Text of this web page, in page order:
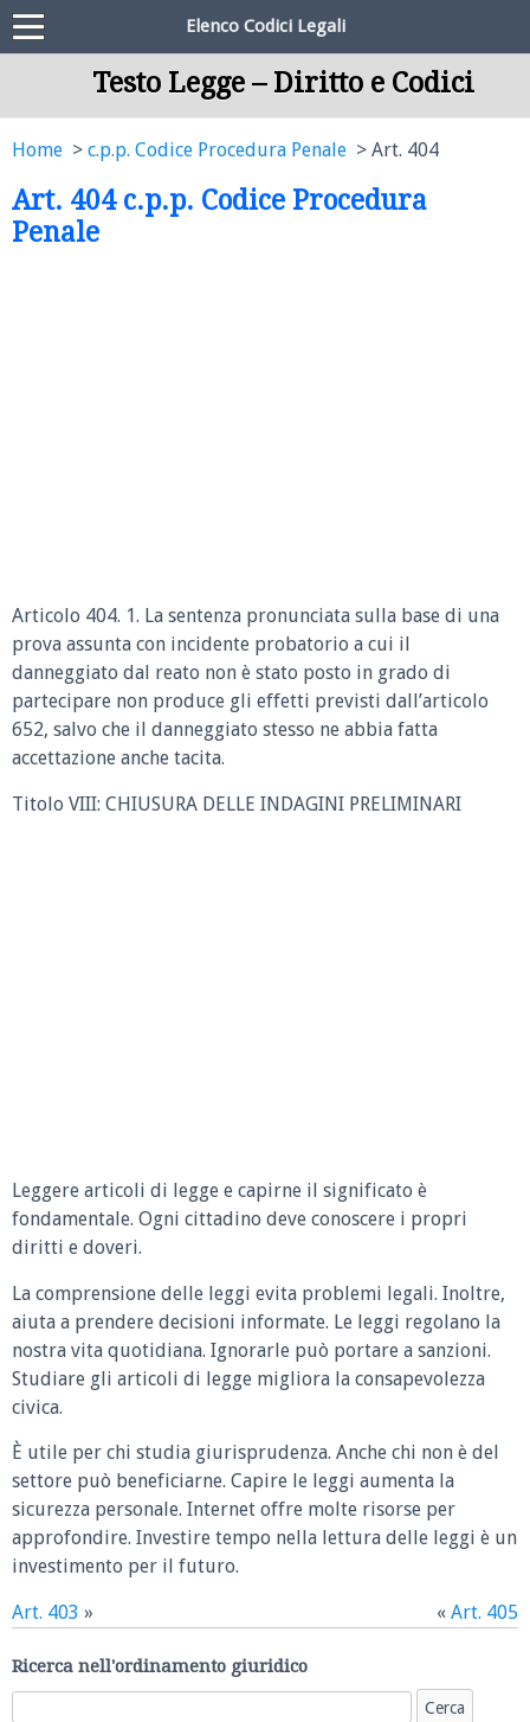
Elenco Codici Legali
Testo Legge – Diritto e Codici
Home c.p.p. Codice Procedura Penale Art. 404
Art. 404 c.p.p. Codice Procedura
Penale
Articolo 404. 1. La sentenza pronunciata sulla base di una
prova assunta con incidente probatorio a cui il
danneggiato dal reato non è stato posto in grado di
partecipare non produce gli effetti previsti dall’articolo
652, salvo che il danneggiato stesso ne abbia fatta
accettazione anche tacita.
Titolo VIII: CHIUSURA DELLE INDAGINI PRELIMINARI
Leggere articoli di legge e capirne il significato è
fondamentale. Ogni cittadino deve conoscere i propri
diritti e doveri.
La comprensione delle leggi evita problemi legali. Inoltre,
aiuta a prendere decisioni informate. Le leggi regolano la
nostra vita quotidiana. Ignorarle può portare a sanzioni.
Studiare gli articoli di legge migliora la consapevolezza
civica.
È utile per chi studia giurisprudenza. Anche chi non è del
settore può beneficiarne. Capire le leggi aumenta la
sicurezza personale. Internet offre molte risorse per
approfondire. Investire tempo nella lettura delle leggi è un
investimento per il futuro.
Art. 403 » « Art. 405
Ricerca nell'ordinamento giuridico